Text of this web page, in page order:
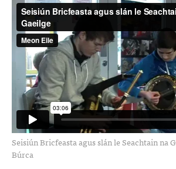
Seisiún Bricfeasta agus slán le Seachtain na
Búrca